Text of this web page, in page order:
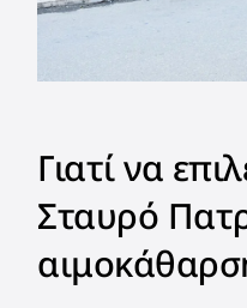
Γιατί να
Σταυρό